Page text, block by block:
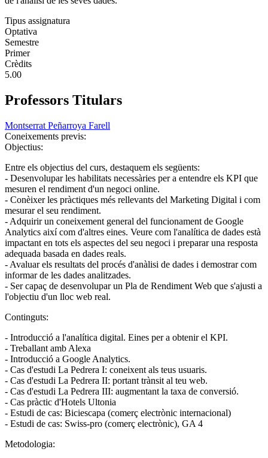
Tipus assignatura
Optativa
Semestre
Primer
Crèdits
5.00
Professors Titulars
Montserrat Peñarroya Farell
Coneixements previs:
Objectius:
Entre els objectius del curs, destaquem els següents:
- Desenvolupar les habilitats necessàries per a entendre els KPI que
mesuren el rendiment d'un negoci online.
- Conèixer les pràctiques més rellevants del Marketing Digital i com
mesurar el seu rendiment.
- Adquirir un coneixement general del funcionament de Google
Analytics així com d'altres eines. Veure com l'analítica de dades està
impactant en tots els aspectes del seu negoci i preparar una resposta
adequada basada en dades reals.
- Avaluar els resultats del procés d'anàlisi de dades i demostrar com
informar de les dades analitzades.
- Ser capaç de desenvolupar un Pla de Rendiment Web que s'ajusti a
l'objectiu d'un lloc web real.
Continguts:
- Introducció a l'analítica digital. Eines per a obtenir el KPI.
- Treballant amb Alexa
- Introducció a Google Analytics.
- Cas d'estudi La Pedrera I: coneixent als teus usuaris.
- Cas d'estudi La Pedrera II: portant trànsit al teu web.
- Cas d'estudi La Pedrera III: augmentant la taxa de conversió.
- Cas pràctic d'Hotels Ultonia
- Estudi de cas: Biciescapa (comerç electrònic internacional)
- Estudi de cas: Swiss-pro (comerç electrònic), GA 4
Metodologia: